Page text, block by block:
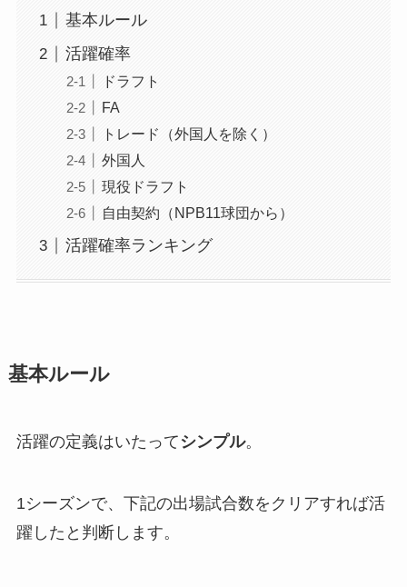
基本ルール
活躍確率
ドラフト
FA
トレード（外国人を除く）
外国人
現役ドラフト
自由契約（NPB11球団から）
活躍確率ランキング
基本ルール
活躍の定義はいたって シンプル。
1シーズンで、下記の出場試合数をクリアすれば活
躍したと判断します。